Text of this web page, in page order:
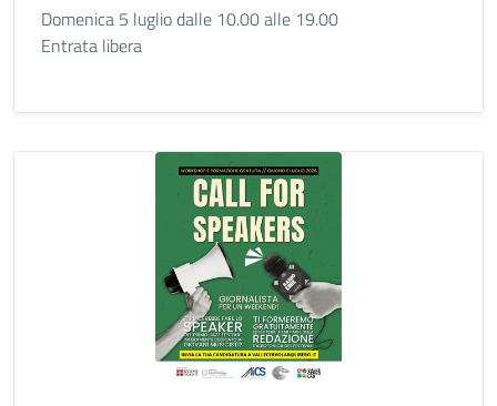
Domenica 5 luglio dalle 10.00 alle 19.00
Entrata libera